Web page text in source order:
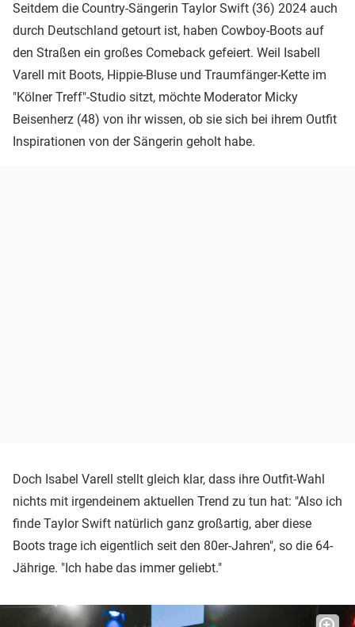
Seitdem die Country-Sängerin Taylor Swift (36) 2024 auch
durch Deutschland getourt ist, haben Cowboy-Boots auf
den Straßen ein großes Comeback gefeiert. Weil Isabell
Varell mit Boots, Hippie-Bluse und Traumfänger-Kette im
"Kölner Treff"-Studio sitzt, möchte Moderator Micky
Beisenherz (48) von ihr wissen, ob sie sich bei ihrem Outfit
Inspirationen von der Sängerin geholt habe.
Doch Isabel Varell stellt gleich klar, dass ihre Outfit-Wahl
nichts mit irgendeinem aktuellen Trend zu tun hat: "Also ich
finde Taylor Swift natürlich ganz großartig, aber diese
Boots trage ich eigentlich seit den 80er-Jahren", so die 64-
Jährige. "Ich habe das immer geliebt."